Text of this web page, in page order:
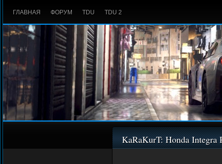
ГЛАВНАЯ ФОРУМ TDU TDU 2
KaRaKurT: Honda Integra